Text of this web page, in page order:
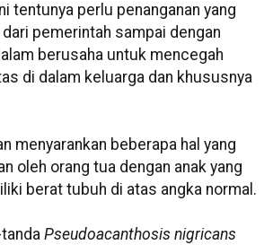
tentunya perlu penanganan yang
pemerintah sampai dengan
berusaha untuk mencegah
di dalam keluarga dan khususnya
menyarankan beberapa hal yang
oleh orang tua dengan anak yang
berat tubuh di atas angka normal.
Pseudoacanthosis nigricans